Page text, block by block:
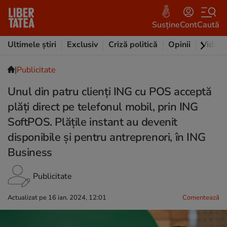
SusțineContCaută
Ultimele știri
Exclusiv Criză politică Opinii Video
|Publicitate
Unul din patru clienți ING cu POS acceptă
plăți direct pe telefonul mobil, prin ING
SoftPOS. Plățile instant au devenit
disponibile și pentru antreprenori, în ING
Business
Publicitate
Actualizat pe 16 ian. 2024, 12:01 Comentează